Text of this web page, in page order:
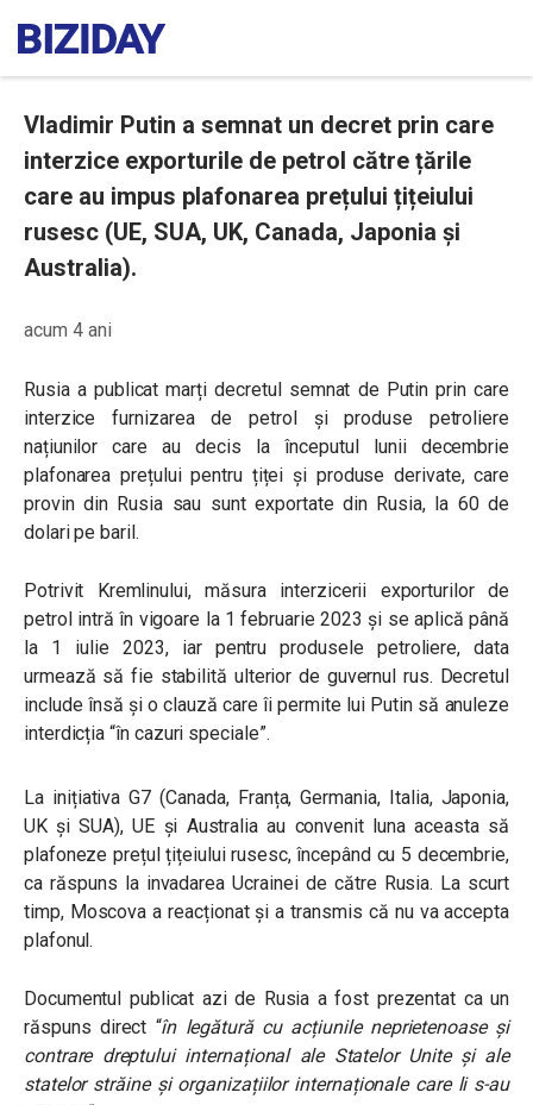
Vladimir Putin a semnat un decret prin care
interzice exporturile de petrol către țările
care au impus plafonarea prețului țițeiului
rusesc (UE, SUA, UK, Canada, Japonia și
Australia).
acum 4 ani
Rusia a publicat marți decretul semnat de Putin prin care
interzice furnizarea de petrol și produse petroliere
națiunilor care au decis la începutul lunii decembrie
plafonarea prețului pentru țiței și produse derivate, care
provin din Rusia sau sunt exportate din Rusia, la 60 de
dolari pe baril.
Potrivit Kremlinului, măsura interzicerii exporturilor de
petrol intră în vigoare la 1 februarie 2023 și se aplică până
la 1 iulie 2023, iar pentru produsele petroliere, data
urmează să fie stabilită ulterior de guvernul rus. Decretul
include însă și o clauză care îi permite lui Putin să anuleze
interdicția “în cazuri speciale”.
La inițiativa G7 (Canada, Franța, Germania, Italia, Japonia,
UK și SUA), UE și Australia au convenit luna aceasta să
plafoneze prețul țițeiului rusesc, începând cu 5 decembrie,
ca răspuns la invadarea Ucrainei de către Rusia. La scurt
timp, Moscova a reacționat și a transmis că nu va accepta
plafonul.
Documentul publicat azi de Rusia a fost prezentat ca un
răspuns direct “în legătură cu acțiunile neprietenoase și
contrare dreptului internațional ale Statelor Unite și ale
statelor străine și organizațiilor internaționale care li s-au